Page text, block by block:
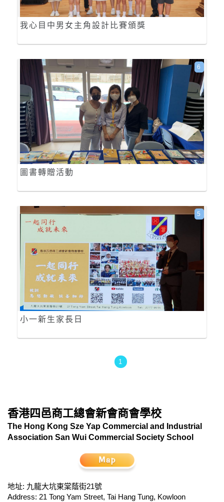
我心目中男女主角設計比賽頒獎
圖書轉贈活動
6
小一新生家長日
5
1
香港四邑商工總會新會商會學校
The Hong Kong Sze Yap Commercial and Industrial
Association San Wui Commercial Society School
地址: 九龍大坑東棠蔭街21號
Address: 21 Tong Yam Street, Tai Hang Tung, Kowloon